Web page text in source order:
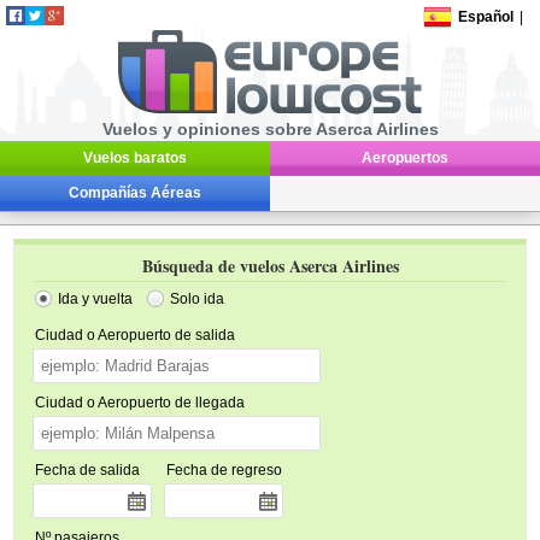
Español
Vuelos y opiniones sobre Aserca Airlines
Vuelos baratos Aeropuertos
Compañías Aéreas
Búsqueda de vuelos Aserca Airlines
Ida y vuelta Solo ida
Ciudad o Aeropuerto de salida
Ciudad o Aeropuerto de llegada
Fecha de salida Fecha de regreso